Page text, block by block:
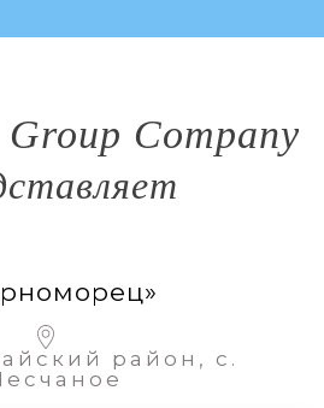
Company
район, с.